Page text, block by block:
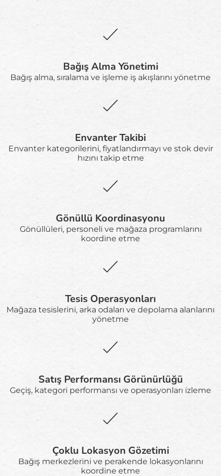
Bağış Alma Yönetimi
Bağış alma, sıralama ve işleme iş akışlarını yönetme
Envanter Takibi
Envanter kategorilerini, fiyatlandırmayı ve stok devir
hızını takip etme
Gönüllü Koordinasyonu
Gönüllüleri, personeli ve mağaza programlarını
koordine etme
Tesis Operasyonları
Mağaza tesislerini, arka odaları ve depolama alanlarını
yönetme
Satış Performansı Görünürlüğü
Geçiş, kategori performansı ve operasyonları izleme
Çoklu Lokasyon Gözetimi
Bağış merkezlerini ve perakende lokasyonlarını
koordine etme